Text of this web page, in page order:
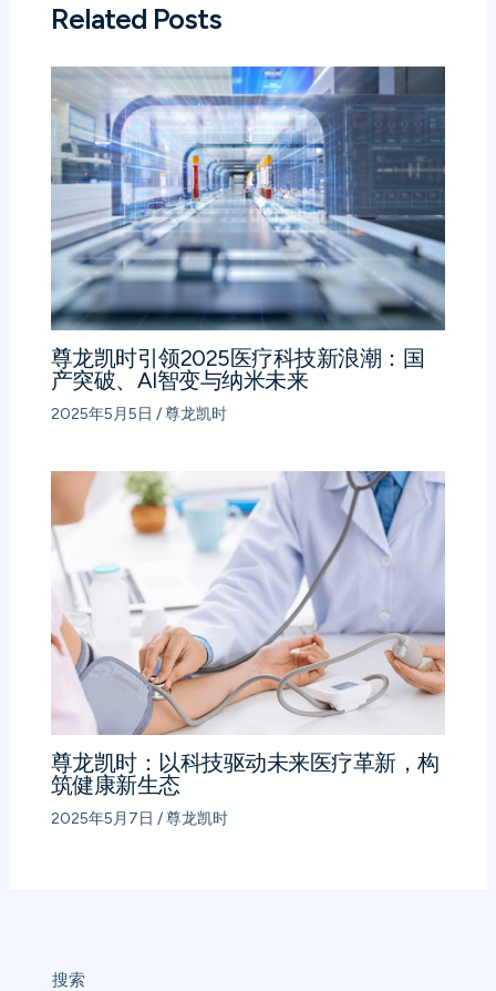
Related Posts
尊龙凯时引领2025医疗科技新浪潮：国
产突破、AI智变与纳米未来
2025年5月5日 /尊龙凯时
尊龙凯时：以科技驱动未来医疗革新，构
筑健康新生态
2025年5月7日 /尊龙凯时
搜索